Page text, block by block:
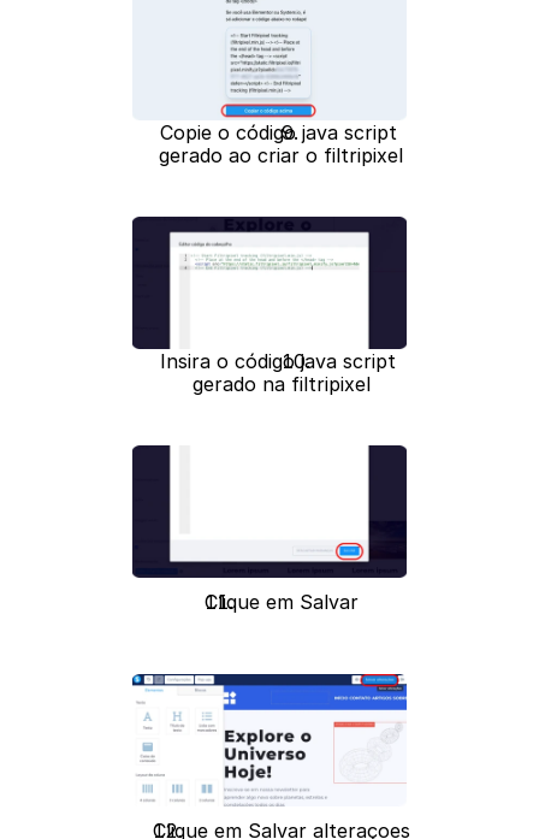
Copie o código java script
gerado ao criar o filtripixel
Insira o código java script
gerado na filtripixel
Clique em Salvar
Clique em Salvar alteraçoes